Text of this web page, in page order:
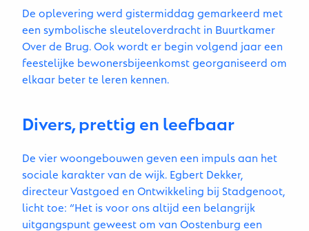
De oplevering werd gistermiddag gemarkeerd met
een symbolische sleuteloverdracht in Buurtkamer
Over de Brug. Ook wordt er begin volgend jaar een
feestelijke bewonersbijeenkomst georganiseerd om
elkaar beter te leren kennen.
Divers, prettig en leefbaar
De vier woongebouwen geven een impuls aan het
sociale karakter van de wijk. Egbert Dekker,
directeur Vastgoed en Ontwikkeling bij Stadgenoot,
licht toe: “Het is voor ons altijd een belangrijk
uitgangspunt geweest om van Oostenburg een